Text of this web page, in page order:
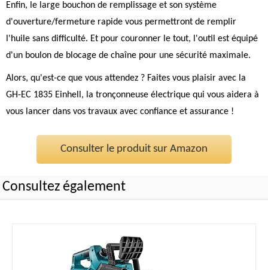
Enfin, le large bouchon de remplissage et son système
d'ouverture/fermeture rapide vous permettront de remplir
l'huile sans difficulté. Et pour couronner le tout, l'outil est équipé
d'un boulon de blocage de chaîne pour une sécurité maximale.
Alors, qu'est-ce que vous attendez ? Faites vous plaisir avec la
GH-EC 1835 Einhell, la tronçonneuse électrique qui vous aidera à
vous lancer dans vos travaux avec confiance et assurance !
Consulter le produit sur Amazon
Consultez également